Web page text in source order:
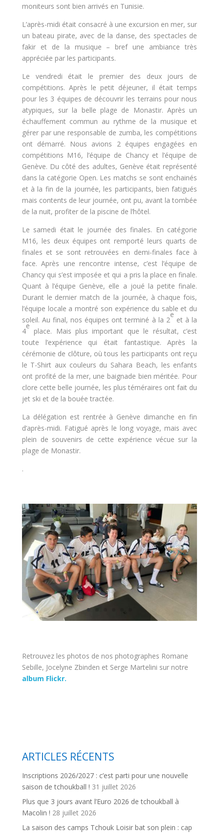
moniteurs sont bien arrivés en Tunisie.
L’après-midi était consacré à une excursion en mer, sur
un bateau pirate, avec de la danse, des spectacles de
fakir et de la musique – bref une ambiance très
appréciée par les participants.
Le vendredi était le premier des deux jours de
compétitions. Après le petit déjeuner, il était temps
pour les 3 équipes de découvrir les terrains pour nous
atypiques, sur la belle plage de Monastir. Après un
échauffement commun au rythme de la musique et
gérer par une responsable de zumba, les compétitions
ont démarré. Nous avions 2 équipes engagées en
compétitions M16, l’équipe de Chancy et l’équipe de
Genève. Du côté des adultes, Genève était représenté
dans la catégorie Open. Les matchs se sont enchainés
et à la fin de la journée, les participants, bien fatigués
mais contents de leur journée, ont pu, avant la tombée
de la nuit, profiter de la piscine de l’hôtel.
Le samedi était le journée des finales. En catégorie
M16, les deux équipes ont remporté leurs quarts de
finales et se sont retrouvées en demi-finales face à
face. Après une rencontre intense, c’est l’équipe de
Chancy qui s’est imposée et qui a pris la place en finale.
Quant à l’équipe Genève, elle a joué la petite finale.
Durant le dernier match de la journée, à chaque fois,
l’équipe locale a montré son expérience du sable et du
soleil. Au final, nos équipes ont terminé à la 2
e
et à la
4
e
place. Mais plus important que le résultat, c’est
toute l’expérience qui était fantastique. Après la
cérémonie de clôture, où tous les participants ont reçu
le T-Shirt aux couleurs du Sahara Beach, les enfants
ont profité de la mer, une baignade bien méritée. Pour
clore cette belle journée, les plus téméraires ont fait du
jet ski et de la bouée tractée.
La délégation est rentrée à Genève dimanche en fin
d’après-midi. Fatigué après le long voyage, mais avec
plein de souvenirs de cette expérience vécue sur la
plage de Monastir.
.
Retrouvez les photos de nos photographes Romane
Sebille, Jocelyne Zbinden et Serge Martelini sur notre
album Flickr.
ARTICLES RÉCENTS
Inscriptions 2026/2027 : c’est parti pour une nouvelle
saison de tchoukball ! 31 juillet 2026
Plus que 3 jours avant l’Euro 2026 de tchoukball à
Macolin ! 28 juillet 2026
La saison des camps Tchouk Loisir bat son plein : cap